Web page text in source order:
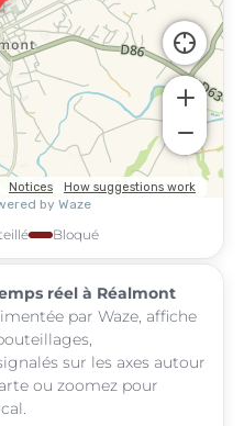
Bloqué
réel à Réalmont
par Waze, affiche
sur les axes autour
ou zoomez pour